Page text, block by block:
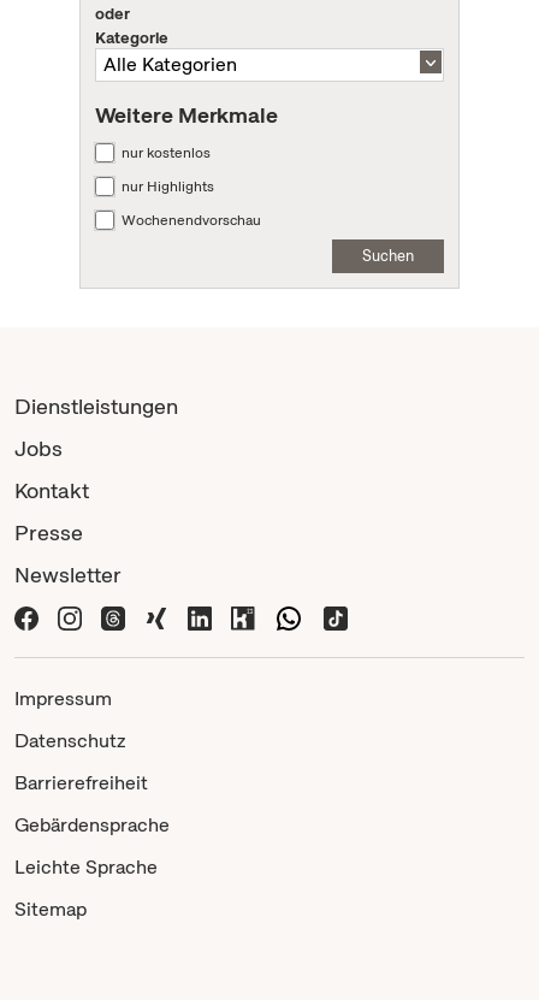
oder
Kategorie
Weitere Merkmale
nur kostenlos
nur Highlights
Wochenendvorschau
Suchen
Dienstleistungen
Jobs
Kontakt
Presse
Newsletter
Impressum
Datenschutz
Barrierefreiheit
Gebärdensprache
Leichte Sprache
Sitemap